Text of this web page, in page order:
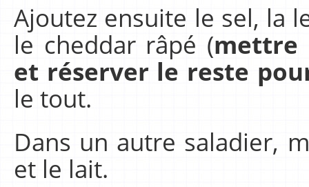
Ajoutez ensuite le sel, la
le cheddar râpé (mettre
et réserver le reste
le tout.
Dans un autre saladier,
et le lait.